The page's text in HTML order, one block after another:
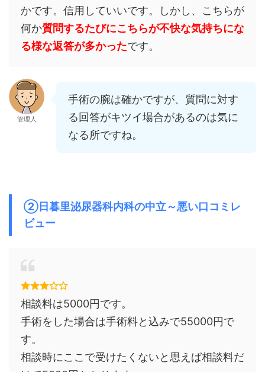
かです。信用していいです。しかし、こちらが
何か質問するたびにこちらが不快な気持ちにな
る様な返答が多かったです。
管理人
手術の腕は確かですが、質問に対す
る回答がキツイ場合があるのは気に
なる所ですね。
②日暮里泌尿器科内科の中立～悪い口コミレ
ビュー
相談料は5000円です。
手術をした場合は手術料と込みで55000円で
す。
相談時にここで受けたくないと思えば相談料だ